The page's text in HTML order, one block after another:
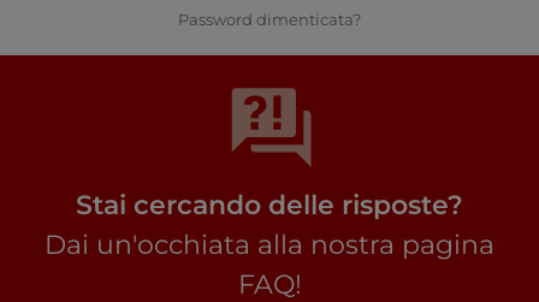
Password dimenticata?
Stai cercando delle risposte?
Dai un'occhiata alla nostra pagina
FAQ!